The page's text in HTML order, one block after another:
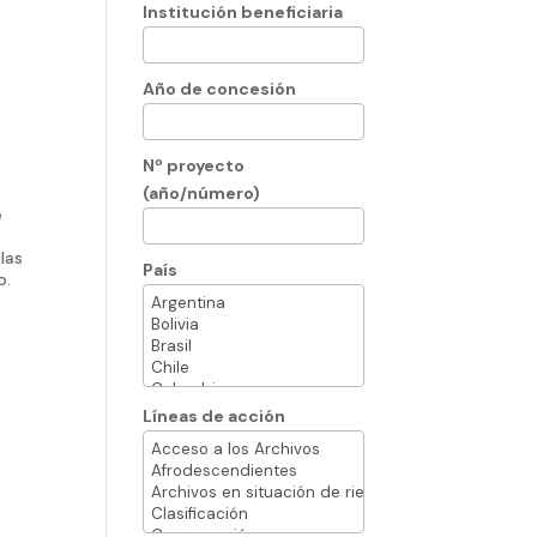
Institución beneficiaria
Año de concesión
Nº proyecto
(año/número)
País
Líneas de acción